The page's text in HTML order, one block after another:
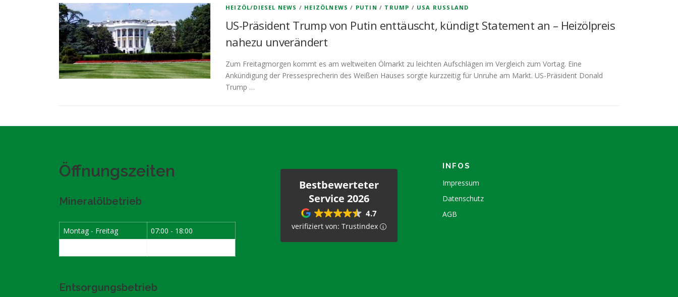
HEIZÖL/DIESEL NEWS / HEIZÖLNEWS / PUTIN / TRUMP / USA RUSSLAND
US-Präsident Trump von Putin enttäuscht, kündigt Statement an – Heizölpreis
nahezu unverändert
Zum Freitagmorgen kommt es am weltweiten Ölmarkt zu leichten Aufschlägen im Vergleich zum Vortag. Eine
Ankündigung der Pressesprecherin des Weißen Hauses sorgte kurzzeitig für Unruhe am Markt. US-Präsident Donald
Trump …
Öffnungszeiten
Mineralölbetrieb
Montag - Freitag
07:00 - 18:00
Entsorgungsbetrieb
Bestbewerteter
Service 2026
4.7
verifiziert von: Trustindex
INFOS
Impressum
Datenschutz
AGB